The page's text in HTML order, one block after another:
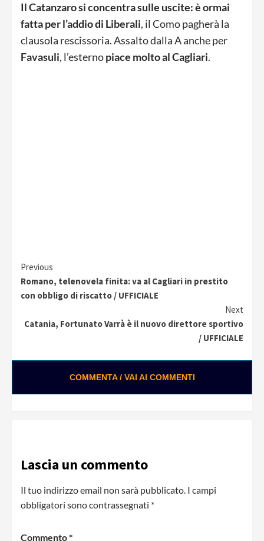
Il Catanzaro si concentra sulle uscite: è ormai
fatta per l’addio di Liberali, il Como pagherà la
clausola rescissoria. Assalto dalla A anche per
Favasuli, l’esternopiace molto al Cagliari.
Continue
Reading
Previous
Romano, telenovela finita: va al Cagliari in prestito
con obbligo di riscatto / UFFICIALE
Next
Catania, Fortunato Varrà è il nuovo direttore sportivo
/ UFFICIALE
COMMENTA / VAI AI COMMENTI
Lascia un commento
Il tuo indirizzo email non sarà pubblicato. I campi
obbligatori sono contrassegnati *
Commento*